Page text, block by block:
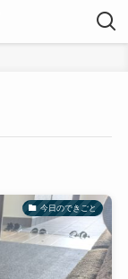
今日のできごと